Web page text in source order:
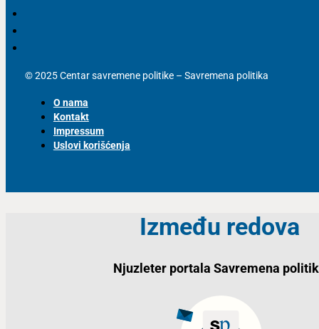
© 2025 Centar savremene politike – Savremena politika
O nama
Kontakt
Impressum
Uslovi korišćenja
Između redova
Njuzleter portala Savremena